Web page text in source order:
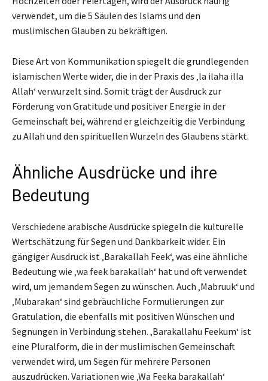
verwendet, um die 5 Säulen des Islams und den
muslimischen Glauben zu bekräftigen.
Diese Art von Kommunikation spiegelt die grundlegenden
islamischen Werte wider, die in der Praxis des ‚la ilaha illa
Allah‘ verwurzelt sind. Somit trägt der Ausdruck zur
Förderung von Gratitude und positiver Energie in der
Gemeinschaft bei, während er gleichzeitig die Verbindung
zu Allah und den spirituellen Wurzeln des Glaubens stärkt.
Ähnliche Ausdrücke und ihre
Bedeutung
Verschiedene arabische Ausdrücke spiegeln die kulturelle
Wertschätzung für Segen und Dankbarkeit wider. Ein
gängiger Ausdruck ist ‚Barakallah Feek‘, was eine ähnliche
Bedeutung wie ‚wa feek barakallah‘ hat und oft verwendet
wird, um jemandem Segen zu wünschen. Auch ‚Mabruuk‘ und
‚Mubarakan‘ sind gebräuchliche Formulierungen zur
Gratulation, die ebenfalls mit positiven Wünschen und
Segnungen in Verbindung stehen. ‚Barakallahu Feekum‘ ist
eine Pluralform, die in der muslimischen Gemeinschaft
verwendet wird, um Segen für mehrere Personen
auszudrücken. Variationen wie ‚Wa Feeka barakallah‘